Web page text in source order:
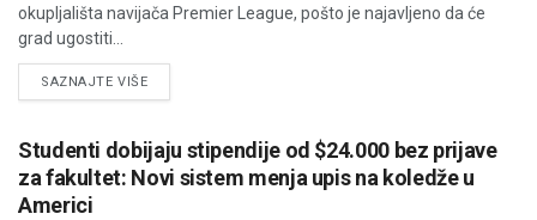
okupljališta navijača Premier League, pošto je najavljeno da će
grad ugostiti...
SAZNAJTE VIŠEDETAILS
Studenti dobijaju stipendije od $24.000 bez prijave
za fakultet: Novi sistem menja upis na koledže u
Americi